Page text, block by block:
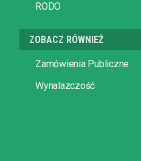
RODO
ZOBACZ RÓWNIEŻ
Zamówienia Publiczne
Wynalazczość